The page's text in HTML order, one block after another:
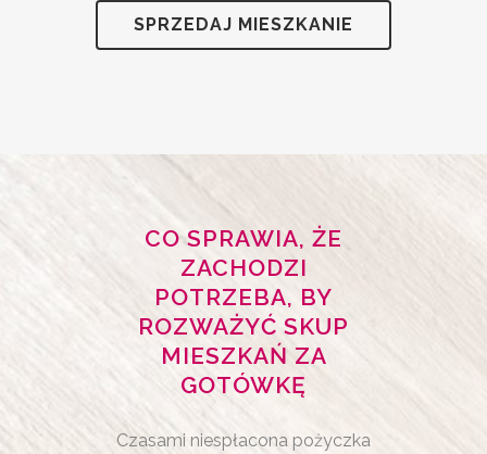
SPRZEDAJ MIESZKANIE
CO SPRAWIA, ŻE
ZACHODZI
POTRZEBA, BY
ROZWAŻYĆ SKUP
MIESZKAŃ ZA
GOTÓWKĘ
Czasami niespłacona pożyczka